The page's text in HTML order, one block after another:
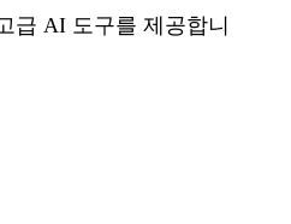
급 AI 도구를 제공합니